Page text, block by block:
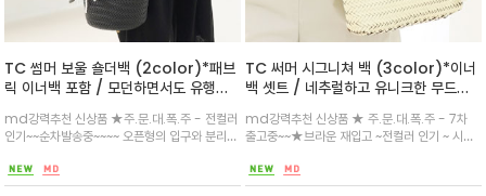
TC 썸머 보울 숄더백 (2color)*패브
릭 이너백 포함 / 모던하면서도 유행을
면에 장식이 있어 오염을 방지합니다.
md강력추천 신상품 ★주.문.대.폭.주 - 전컬러
인기~~순차발송중~~~~ 오픈형의 입구와 분리
잡이는 어깨에 걸치거나 팔에 걸칠 수 있습니다.
계절에 상관없이 어떤 룩과도 분위기 있게 연출
TC 써머 시그니쳐 백 (3color)*이너
백 셋트 / 네추럴하고 유니크한 무드의
루엣
md강력추천 신상품 ★ 주.문.대.폭.주 - 7차
출고중~~★브라운 재입고 ~전컬러 인기 ~ 시즌
떤 룩과도 분위기 있게 연출/ 사이즈도 딱 적당해
편하게 들기 좋습니다^^